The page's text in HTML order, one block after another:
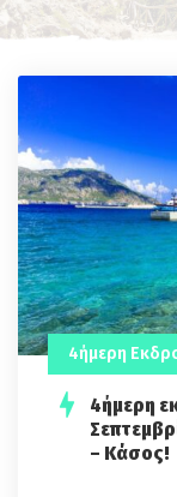
4ήμερη
4ήμερη
– Κάσος!